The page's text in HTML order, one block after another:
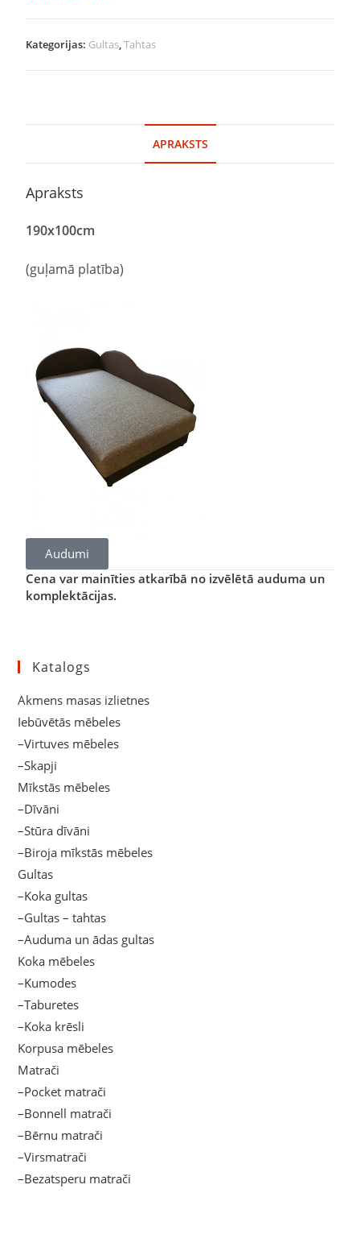
Kategorijas: Gultas,Tahtas
APRAKSTS
Apraksts
190x100cm
(guļamā platība)
Audumi
Cena var mainīties atkarībā no izvēlētā auduma un
komplektācijas.
Katalogs
Akmens masas izlietnes
Iebūvētās mēbeles
–Virtuves mēbeles
–Skapji
Mīkstās mēbeles
–Dīvāni
–Stūra dīvāni
–Biroja mīkstās mēbeles
Gultas
–Koka gultas
–Gultas – tahtas
–Auduma un ādas gultas
Koka mēbeles
–Kumodes
–Taburetes
–Koka krēsli
Korpusa mēbeles
Matrači
–Pocket matrači
–Bonnell matrači
–Bērnu matrači
–Virsmatrači
–Bezatsperu matrači